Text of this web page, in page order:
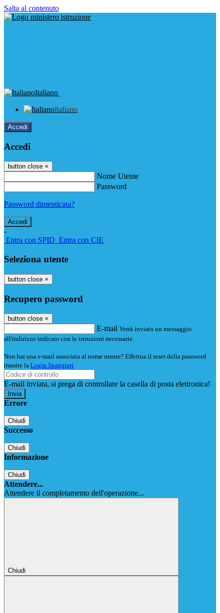
Salta al contenuto
Italiano
Italiano
Accedi
Accedi
button close ×
Nome Utente
Password
Password dimenticata?
-
Entra con SPID Entra con CIE
Seleziona utente
button close ×
Recupero password
button close ×
E-mail Verrà inviato un messaggio
all'indirizzo indicato con le istruzioni necessarie.
Non hai una e-mail associata al nome utente? Effettua il reset della password
tramite la Login Spaggiari
E-mail inviata, si prega di controllare la casella di posta elettronica!
Errore
Chiudi
Successo
Chiudi
Informazione
Chiudi
Attendere...
Attendere il completamento dell'operazione...
Chiudi